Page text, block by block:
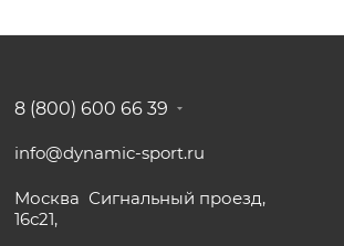
8 (800) 600 66 39
info@dynamic-sport.ru
Москва Сигнальный проезд,
16с21,